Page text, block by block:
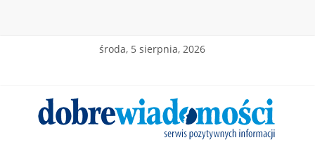
środa, 5 sierpnia, 2026